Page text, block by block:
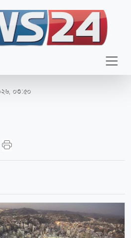
প্রতিষ্ঠা
০৩:৫০